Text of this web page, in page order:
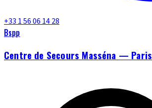
+33 1 56 06 14 28
Bspp
Centre de Secours Masséna — Paris